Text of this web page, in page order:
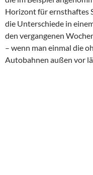
Horizont für ernsthaftes
die Unterschiede in
den vergangenen
– wenn man einmal die
Autobahnen außen vor